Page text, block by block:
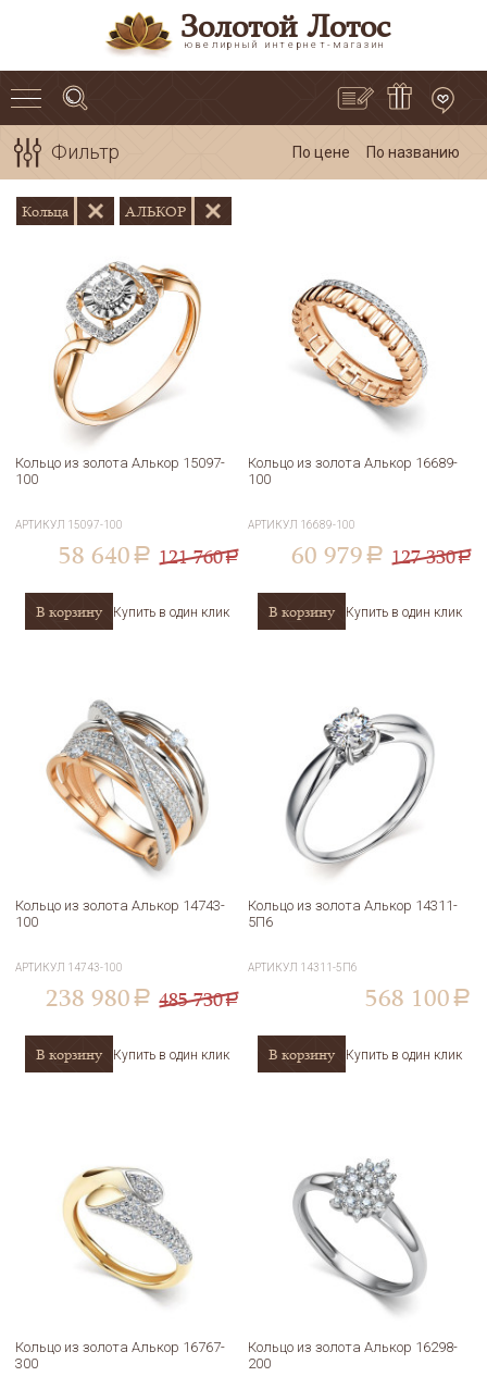
Золотой Лотос
ювелирный интернет-магазин
Фильтр По цене По названию
Кольца АЛЬКОР
Кольцо из золота Алькор 15097-
100
АРТИКУЛ 15097-100
58 640 a 121 760a
В корзину Купить в один клик
Кольцо из золота Алькор 16689-
100
АРТИКУЛ 16689-100
60 979 a 127 330a
В корзину Купить в один клик
Кольцо из золота Алькор 14743-
100
АРТИКУЛ 14743-100
238 980 a 485 730a
В корзину Купить в один клик
Кольцо из золота Алькор 14311-
5П6
АРТИКУЛ 14311-5П6
568 100 a
В корзину Купить в один клик
Кольцо из золота Алькор 16767-
300
Кольцо из золота Алькор 16298-
200